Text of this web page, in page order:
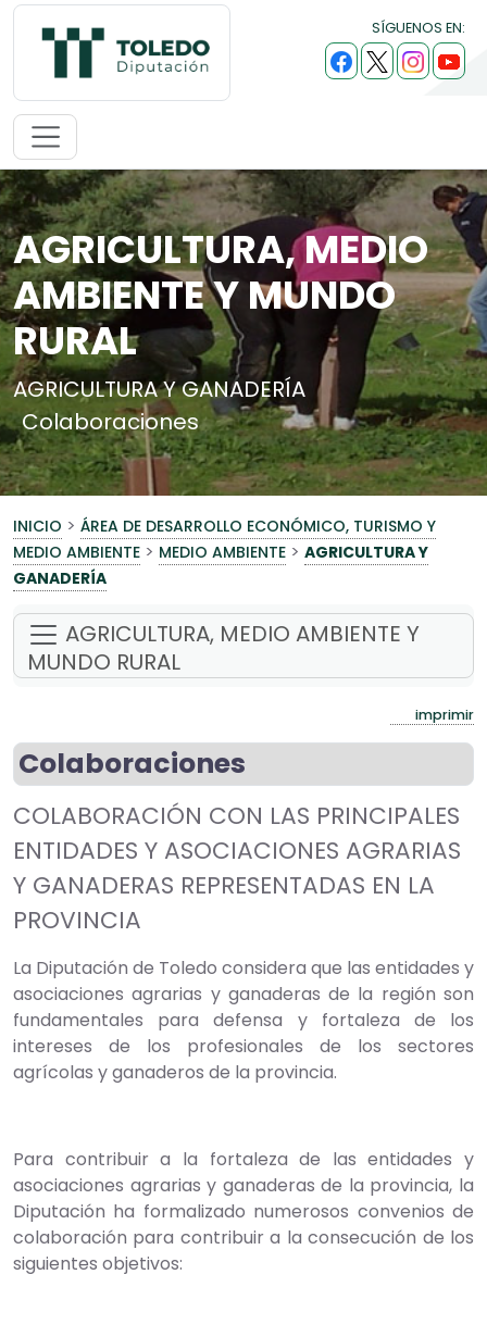
SÍGUENOS EN:
AGRICULTURA, MEDIO
AMBIENTE Y MUNDO
RURAL
AGRICULTURA Y GANADERÍA
Colaboraciones
INICIO > ÁREA DE DESARROLLO ECONÓMICO, TURISMO Y
MEDIO AMBIENTE > MEDIO AMBIENTE > AGRICULTURA Y
GANADERÍA
AGRICULTURA, MEDIO AMBIENTE Y
MUNDO RURAL
imprimir
Colaboraciones
COLABORACIÓN CON LAS PRINCIPALES
ENTIDADES Y ASOCIACIONES AGRARIAS
Y GANADERAS REPRESENTADAS EN LA
PROVINCIA
La Diputación de Toledo considera que las entidades y
asociaciones agrarias y ganaderas de la región son
fundamentales para defensa y fortaleza de los
intereses de los profesionales de los sectores
agrícolas y ganaderos de la provincia.
Para contribuir a la fortaleza de las entidades y
asociaciones agrarias y ganaderas de la provincia, la
Diputación ha formalizado numerosos convenios de
colaboración para contribuir a la consecución de los
siguientes objetivos: